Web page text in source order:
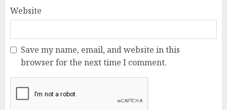
Website
Save my name, email, and website in this
browser for the next time I comment.